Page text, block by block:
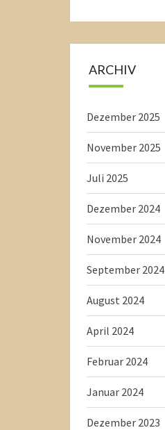
ARCHIV
Dezember 2025
November 2025
Juli 2025
Dezember 2024
November 2024
September 2024
August 2024
April 2024
Februar 2024
Januar 2024
Dezember 2023